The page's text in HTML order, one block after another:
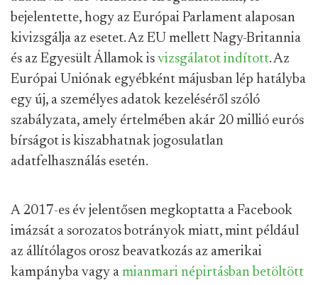
bejelentette, hogy az Európai Parlament alaposan
kivizsgálja az esetet. Az EU mellett Nagy-Britannia
és az Egyesült Államok is vizsgálatot indított. Az
Európai Uniónak egyébként májusban lép hatályba
egy új, a személyes adatok kezeléséről szóló
szabályzata, amely értelmében akár 20 millió eurós
bírságot is kiszabhatnak jogosulatlan
adatfelhasználás esetén.
A 2017-es év jelentősen megkoptatta a Facebook
imázsát a sorozatos botrányok miatt, mint például
az állítólagos orosz beavatkozás az amerikai
kampányba vagy a mianmari népirtásban betöltött